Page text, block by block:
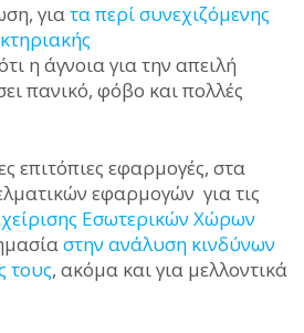
γιατα περί συνεχιζόμενης
η άγνοια για την απειλή
πανικό, φόβο και πολλές
επιτόπιες εφαρμογές, στα
εφαρμογών για τις
Εσωτερικών Χώρων
στην ανάλυση κινδύνων
τους, ακόμα και για μελλοντικά